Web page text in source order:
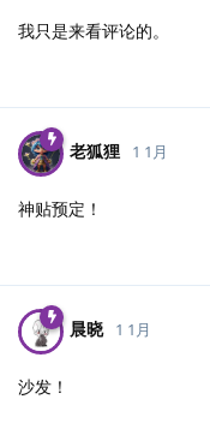
我只是来看评论的。
老狐狸 1 1月
神贴预定！
晨晓 1 1月
沙发！